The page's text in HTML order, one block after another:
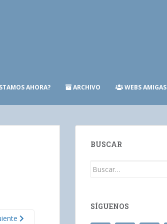
AHORA? ARCHIVO WEBS AMIGAS
BUSCAR
Buscar:
SÍGUENOS